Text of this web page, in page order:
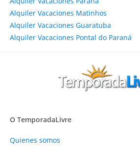
Alquiler Vacaciones Matinhos
Alquiler Vacaciones Guaratuba
Alquiler Vacaciones Pontal do Paraná
O TemporadaLivre
Quienes somos